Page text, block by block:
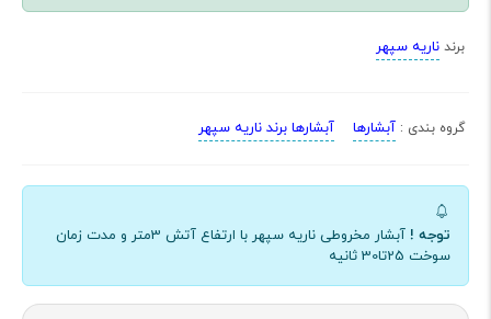
برند ناریه سپهر
گروه بندی : آبشارها آبشارها برند ناریه سپهر
توجه !
آبشار مخروطی ناریه سپهر با ارتفاع آتش 3متر و مدت زمان
سوخت 25تا30 ثانیه